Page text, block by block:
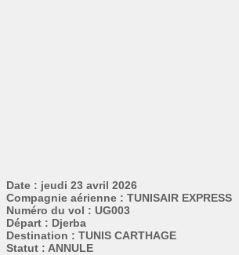
Date : jeudi 23 avril 2026
Compagnie aérienne : TUNISAIR EXPRESS
Numéro du vol : UG003
Départ : Djerba
Destination : TUNIS CARTHAGE
Statut : ANNULE